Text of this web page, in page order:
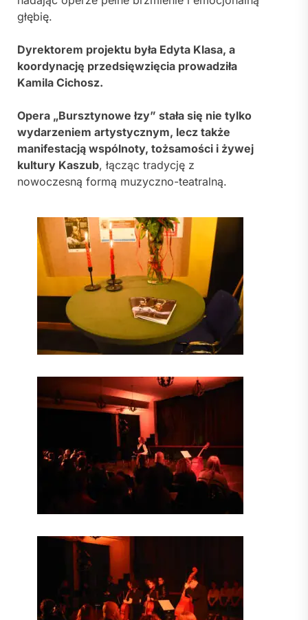
głębię.
Dyrektorem projektu była Edyta Klasa, a
koordynację przedsięwzięcia prowadziła
Kamila Cichosz.
Opera „Bursztynowe łzy” stała się nie tylko
wydarzeniem artystycznym, lecz także
manifestacją wspólnoty, tożsamości i żywej
kultury Kaszub, łącząc tradycję z
nowoczesną formą muzyczno-teatralną.